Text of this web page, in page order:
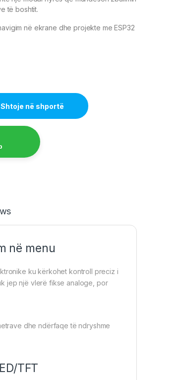
të boshtit.
në ekrane dhe projekte me ESP32
quantity
Shtoje në shportë
në menu
ku kërkohet kontroll preciz i
jep një vlerë fikse analoge, por
dhe ndërfaqe të ndryshme
TFT